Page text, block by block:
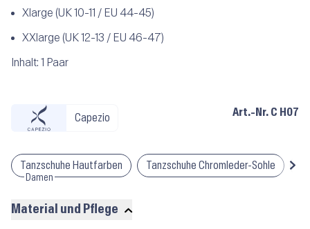
Xl arge (UK 10-11 / EU 44-45)
XXl arge (UK 12-13 / EU 46-47)
Inhalt: 1 Paar
Capezio Art.-Nr. C H07
Tanzschuhe Hautfarben
Damen
Tanzschuhe Chromleder-Sohle
Material und Pflege